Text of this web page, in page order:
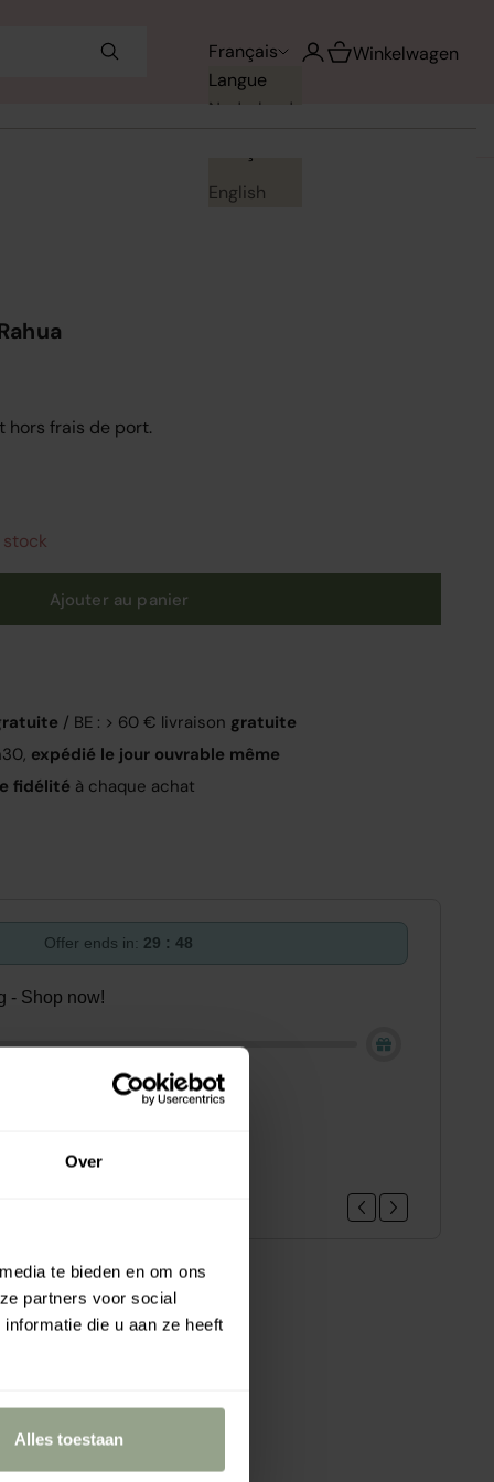
Over
te bieden en om ons
partners voor social
die u aan ze heeft
Alles toestaan
Français
Langue
Nederlands
English
Ouvrir le compte
Voir le panier
Winkelwagen
hors frais de port.
Ajouter au panier
/ BE : > 60 € livraison gratuite
expédié le jour ouvrable même
fidélité à chaque achat
Offer ends in: 29 : 47
- Shop now!